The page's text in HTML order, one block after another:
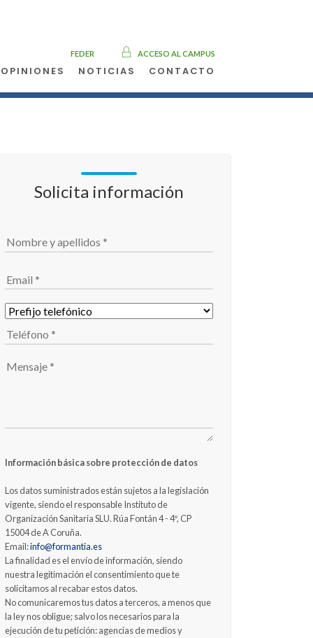
Solicita información
Información básica sobre protección de datos
Los datos suministrados están sujetos a la legislación
vigente, siendo el responsable Instituto de
Organización Sanitaria SLU. Rúa Fontán 4 - 4º, CP
15004 de A Coruña.
Email:info@formantia.es
La finalidad es el envío de información, siendo
nuestra legitimación el consentimiento que te
solicitamos al recabar estos datos.
No comunicaremos tus datos a terceros, a menos que
la ley nos obligue; salvo los necesarios para la
ejecución de tu petición: agencias de medios y
FEDER ACCESO AL CAMPUS
OPINIONES NOTICIAS CONTACTO